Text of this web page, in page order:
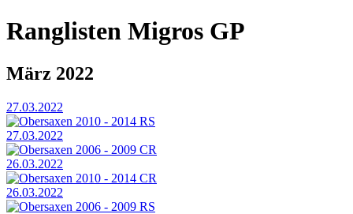
Ranglisten Migros GP
März 2022
27.03.2022
Obersaxen 2010 - 2014 RS
27.03.2022
Obersaxen 2006 - 2009 CR
26.03.2022
Obersaxen 2010 - 2014 CR
26.03.2022
Obersaxen 2006 - 2009 RS